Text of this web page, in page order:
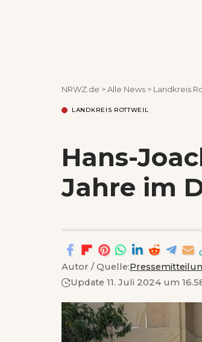
NRWZ.de >Alle News > Landkreis
LANDKREIS ROTTWEIL
Hans-
Jahre im
Autor / Quelle:
Update 11. Juli 2024 um